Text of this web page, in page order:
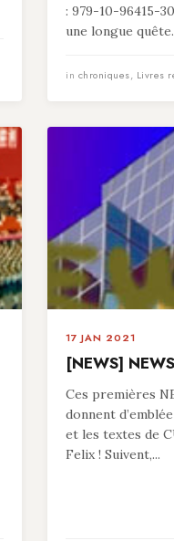
: 979-10-96415-
une longue
in chroniques, Livres
17 JAN 2021
[NEWS]
Ces premières
donnent
et les textes de
Felix ! Suivent,...